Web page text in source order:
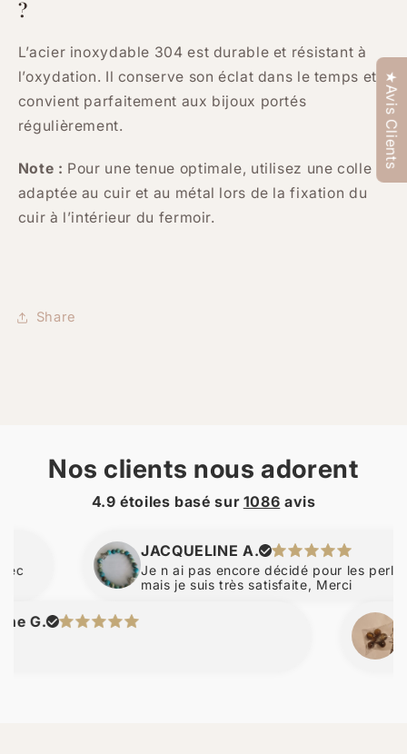
?
L’acier inoxydable 304 est durable et résistant à
l’oxydation. Il conserve son éclat dans le temps et
convient parfaitement aux bijoux portés
régulièrement.
Note : Pour une tenue optimale, utilisez une colle
adaptée au cuir et au métal lors de la fixation du
cuir à l’intérieur du fermoir.
Share
Nos clients nous adorent
4.9 étoiles basé sur 1086 avis
JACQUELINE A.
Je n ai pas encore décidé pour les perles d
mais je suis très satisfaite, Merci
★Avis Clients